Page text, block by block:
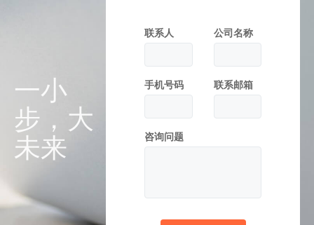
一小
步，大
未来
联系人 公司名称
手机号码 联系邮箱
咨询问题